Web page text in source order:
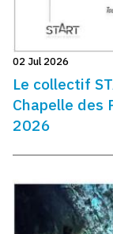
02 Jul 2026
Le collectif
Chapelle des
2026